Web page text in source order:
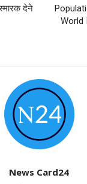
देने
World
News Card24